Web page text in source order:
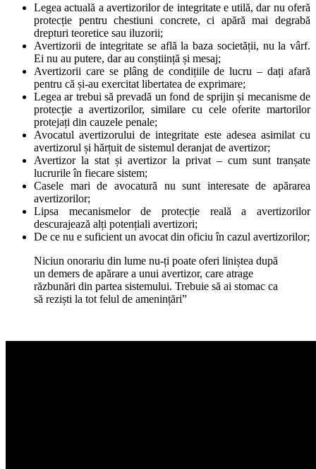
Legea actuală a avertizorilor de integritate e utilă, dar nu oferă
protecție pentru chestiuni concrete, ci apără mai degrabă
drepturi teoretice sau iluzorii;
Avertizorii de integritate se află la baza societății, nu la vârf.
Ei nu au putere, dar au conștiință și mesaj;
Avertizorii care se plâng de condițiile de lucru – dați afară
pentru că și-au exercitat libertatea de exprimare;
Legea ar trebui să prevadă un fond de sprijin și mecanisme de
protecție a avertizorilor, similare cu cele oferite martorilor
protejați din cauzele penale;
Avocatul avertizorului de integritate este adesea asimilat cu
avertizorul și hărțuit de sistemul deranjat de avertizor;
Avertizor la stat și avertizor la privat – cum sunt tranșate
lucrurile în fiecare sistem;
Casele mari de avocatură nu sunt interesate de apărarea
avertizorilor;
Lipsa mecanismelor de protecție reală a avertizorilor
descurajează alți potențiali avertizori;
De ce nu e suficient un avocat din oficiu în cazul avertizorilor;
Niciun onorariu din lume nu-ți poate oferi liniștea după
un demers de apărare a unui avertizor, care atrage
răzbunări din partea sistemului. Trebuie să ai stomac ca
să reziști la tot felul de amenințări”